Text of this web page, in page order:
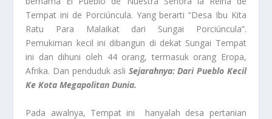
Tempat ini de Porciúncula. Yang berarti “Desa Ibu Kita
Ratu Para Malaikat dari Sungai Porciúncula”.
Pemukiman kecil ini dibangun di dekat Sungai Tempat
ini dan dihuni oleh 44 orang, termasuk orang Eropa,
Afrika. Dan penduduk asli Sejarahnya: Dari Pueblo Kecil
Ke Kota Megapolitan Dunia.
Pada awalnya, Tempat ini hanyalah desa pertanian